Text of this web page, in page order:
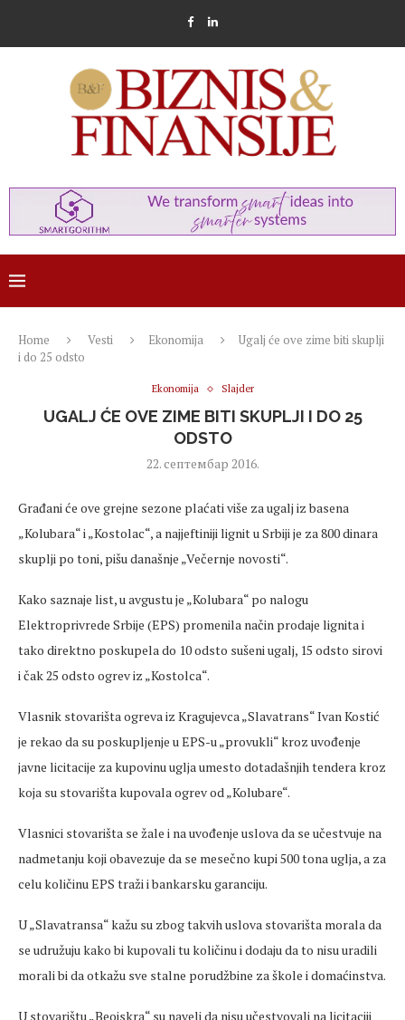
Home Vesti Ekonomija
Ugalj će ove zime biti skuplji
i do 25 odsto
Ekonomija Slajder
UGALJ ĆE OVE ZIME BITI SKUPLJI I DO 25
ODSTO
22. септембар 2016.
Građani će ove grejne sezone plaćati više za ugalj iz basena
„Kolubara“ i „Kostolac“, a najjeftiniji lignit u Srbiji je za 800 dinara
skuplji po toni, pišu današnje „Večernje novosti“.
Kako saznaje list, u avgustu je „Kolubara“ po nalogu
Elektroprivrede Srbije (EPS) promenila način prodaje lignita i
tako direktno poskupela do 10 odsto sušeni ugalj, 15 odsto sirovi
i čak 25 odsto ogrev iz „Kostolca“.
Vlasnik stovarišta ogreva iz Kragujevca „Slavatrans“ Ivan Kostić
je rekao da su poskupljenje u EPS-u „provukli“ kroz uvođenje
javne licitacije za kupovinu uglja umesto dotadašnjih tendera kroz
koja su stovarišta kupovala ogrev od „Kolubare“.
Vlasnici stovarišta se žale i na uvođenje uslova da se učestvuje na
nadmetanju koji obavezuje da se mesečno kupi 500 tona uglja, a za
celu količinu EPS traži i bankarsku garanciju.
U „Slavatransa“ kažu su zbog takvih uslova stovarišta morala da
se udružuju kako bi kupovali tu količinu i dodaju da to nisu uradili
morali bi da otkažu sve stalne porudžbine za škole i domaćinstva.
U stovarištu „Beoiskra“ su naveli da nisu učestvovali na licitaciji